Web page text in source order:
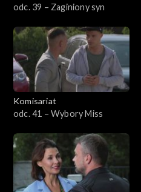
odc. 39 – Zaginiony syn
Komisariat
odc. 41 – Wybory Miss